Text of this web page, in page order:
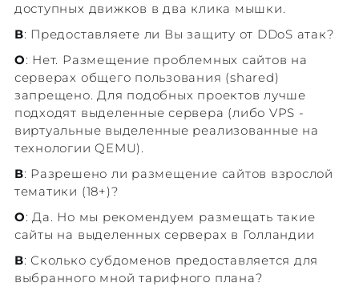
доступных движков в два клика мышки.
В: Предоставляете ли Вы защиту от DDoS атак?
О: Нет. Размещение проблемных сайтов на
серверах общего пользования (shared)
запрещено. Для подобных проектов лучше
подходят выделенные сервера (либо VPS -
виртуальные выделенные реализованные на
технологии QEMU).
В: Разрешено ли размещение сайтов взрослой
тематики (18+)?
О: Да. Но мы рекомендуем размещать такие
сайты на выделенных серверах в Голландии
В: Сколько субдоменов предоставляется для
выбранного мной тарифного плана?